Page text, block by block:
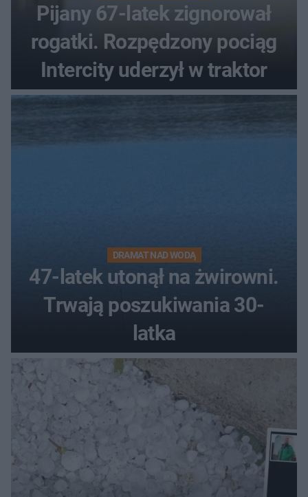
Pijany 67-latek zignorował
rogatki. Rozpędzony pociąg
Intercity uderzył w traktor
DRAMAT NAD WODĄ
47-latek utonął na żwirowni.
Trwają poszukiwania 30-
latka